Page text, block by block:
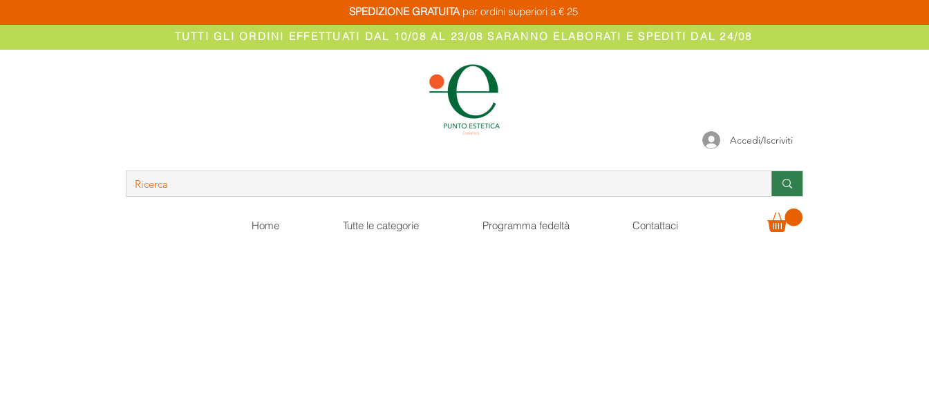
SPEDIZIONE GRATUITAper ordini superiori a € 25
TUTTI GLI ORDINI EFFETTUATI DAL 10/08 AL 23/08 SARANNO ELABORATI E SPEDITI DAL 24/08
Accedi/Iscriviti
Home Tutte le categorie Programma fedeltà Contattaci